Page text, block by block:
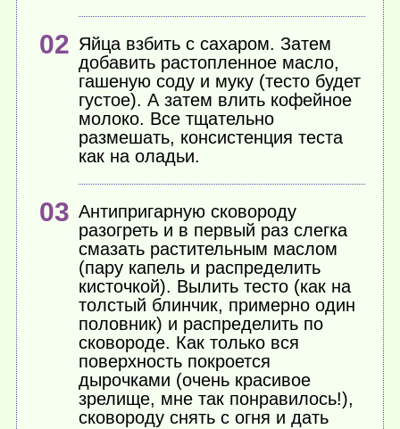
Яйца взбить с сахаром. Затем
добавить растопленное масло,
гашеную соду и муку (тесто будет
густое). А затем влить кофейное
молоко. Все тщательно
размешать, консистенция теста
как на оладьи.
Антипригарную сковороду
разогреть и в первый раз слегка
смазать растительным маслом
(пару капель и распределить
кисточкой). Вылить тесто (как на
толстый блинчик, примерно один
половник) и распределить по
сковороде. Как только вся
поверхность покроется
дырочками (очень красивое
зрелище, мне так понравилось!),
сковороду снять с огня и дать